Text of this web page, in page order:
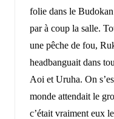
folie dans le
par à coup la salle.
une pêche de fou,
headbanguait dans
Aoi et Uruha. On
monde attendait le
c’était vraiment eux